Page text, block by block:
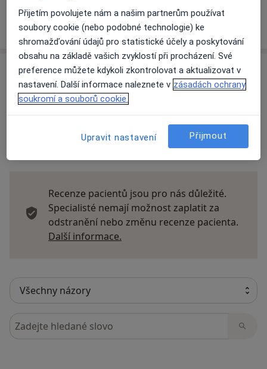
Víceo adrese
Názory
Přidejte svůj názor
Recenze pacientů jsou pro nás důležité.
Specialisté nemají možnost zaplatit za
odstranění nebo změnu recenze pacienta.
Další informace.
Hledejte v názorech
Přijetím povolujete nám a našim partnerům používat
soubory cookie (nebo podobné technologie) ke
shromažďování údajů pro statistické účely a poskytování
obsahu na základě vašich zvyklostí při procházení. Své
preference můžete kdykoli zkontrolovat a aktualizovat v
nastavení. Další informace naleznete v zásadách ochrany
soukromí a souborů cookie.
Upravit nastavení Přijmout